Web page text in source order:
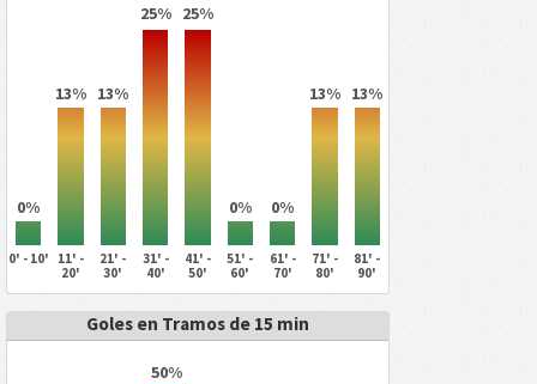
0%
13% 13%
25% 25%
0% 0%
13% 13%
0' - 10'
11' -
20'
21' -
30'
31' -
40'
41' -
50'
51' -
60'
61' -
70'
71' -
80'
81' -
90'
Goles en Tramos de 15 min
50%